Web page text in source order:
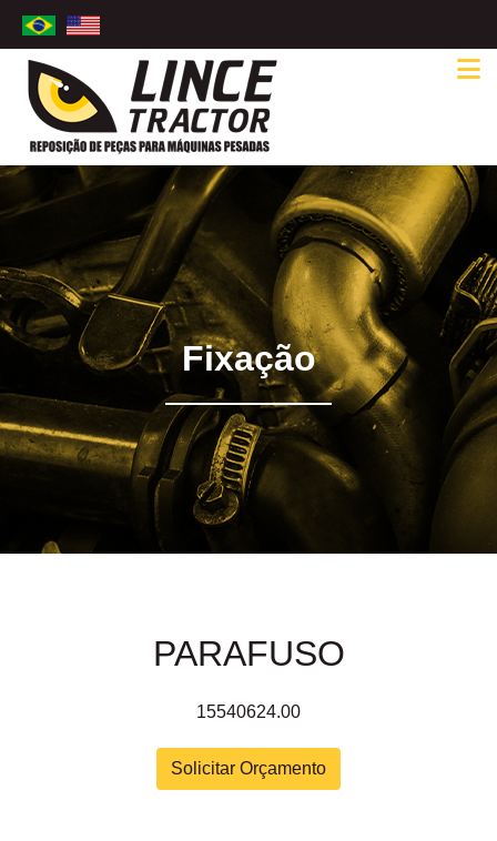
Fixação
PARAFUSO
15540624.00
Solicitar Orçamento